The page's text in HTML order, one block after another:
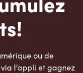
ou de
l’appli et gagnez